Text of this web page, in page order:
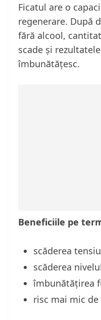
Ficatul are o
regenerare. După
fără alcool,
scade și
îmbunătățesc.
Beneficiile pe
scăderea
scăderea
îmbunătățirea
risc mai mic